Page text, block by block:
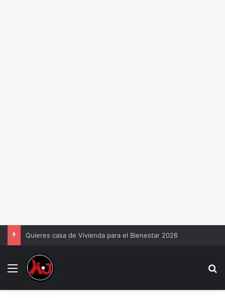
Quieres casa de Vivienda para el Bienestar 2026
Menu